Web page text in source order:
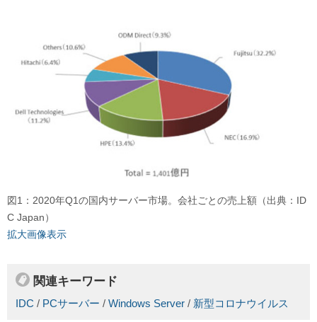
図1：2020年Q1の国内サーバー市場。会社ごとの売上額（出典：ID
C Japan）
拡大画像表示
関連キーワード
IDC / PCサーバー / Windows Server / 新型コロナウイルス